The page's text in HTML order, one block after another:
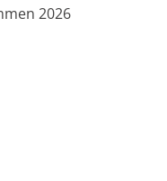
2026